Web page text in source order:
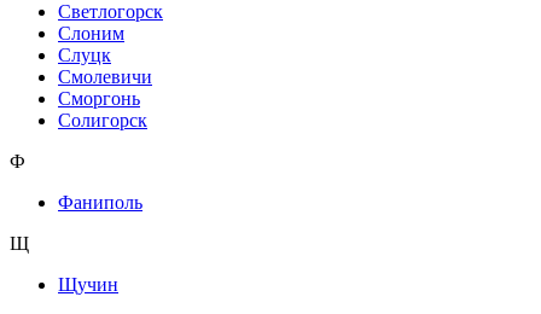
Светлогорск
Слоним
Слуцк
Смолевичи
Сморгонь
Солигорск
Ф
Фаниполь
Щ
Щучин